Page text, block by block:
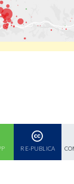
EN
RE-PUBLICA